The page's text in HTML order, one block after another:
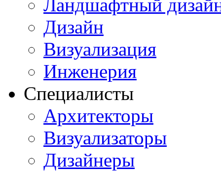
Ландшафтный
Дизайн
Визуализация
Инженерия
Специалисты
Архитекторы
Визуализаторы
Дизайнеры